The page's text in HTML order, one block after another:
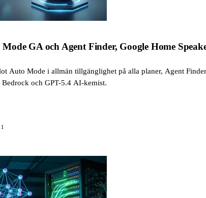
GA och Agent Finder, Google Home
Auto Mode i allmän tillgänglighet på alla planer, Agent
och GPT-5.4 AI-kemist.